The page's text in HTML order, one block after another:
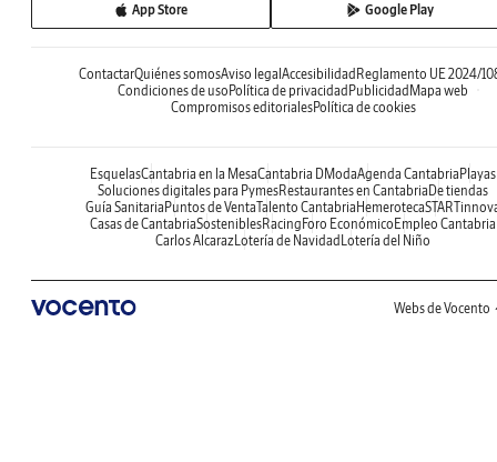
App Store Google Play
ContactarQuiénes somosAviso legalAccesibilidadReglamento UE 2024/
Condiciones de usoPolítica de privacidadPublicidadMapa web
Compromisos editorialesPolítica de cookies
EsquelasCantabria en la MesaCantabria DModaAgenda CantabriaPlayas
Soluciones digitales para PymesRestaurantes en CantabriaDe tiendas
Guía SanitariaPuntos de VentaTalento CantabriaHemeroteca
Casas de CantabriaSosteniblesRacingForo EconómicoEmpleo Cantabria
Carlos AlcarazLotería de NavidadLotería del Niño
Webs de Vocento